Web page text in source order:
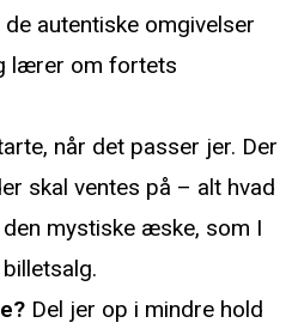
autentiske omgivelser
lærer om fortets
når det passer jer. Der
skal ventes på – alt hvad
mystiske æske, som I
Del jer op i mindre hold